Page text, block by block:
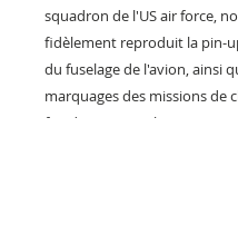
squadron de l'US air force,
fidèlement reproduit la pin-
du fuselage de l'avion, ainsi
marquages des missions de
fan d'aviation militaire seront